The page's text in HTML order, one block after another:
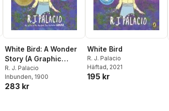
White Bird: A Wonder
Story (A Graphic
Novel)
R. J. Palacio
Inbunden, 1900
283 kr
White Bird
R. J. Palacio
Häftad, 2021
195 kr